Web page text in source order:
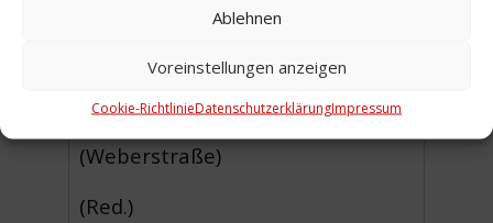
Ablehnen
Voreinstellungen anzeigen
Cookie-RichtlinieDatenschutzerklärungImpressum
4 Schwarzer Bär
6 Leineweberstraße
(Weberstraße)
(Red.)